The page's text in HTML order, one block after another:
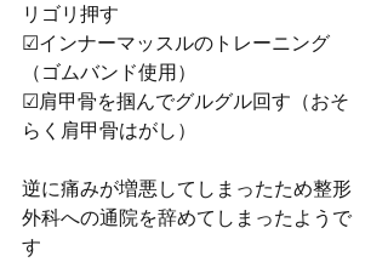
リゴリ押す
☑インナーマッスルのトレーニング
（ゴムバンド使用）
☑肩甲骨を掴んでグルグル回す（おそ
らく肩甲骨はがし）
逆に痛みが増悪してしまったため整形
外科への通院を辞めてしまったようで
す